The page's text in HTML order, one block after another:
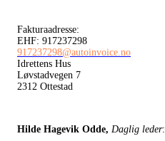
Fakturaadresse:
EHF: 917237298
917237298@autoinvoice.no
Idrettens Hus
Løvstadvegen 7
2312 Ottestad
Hilde Hagevik Odde, Daglig leder: